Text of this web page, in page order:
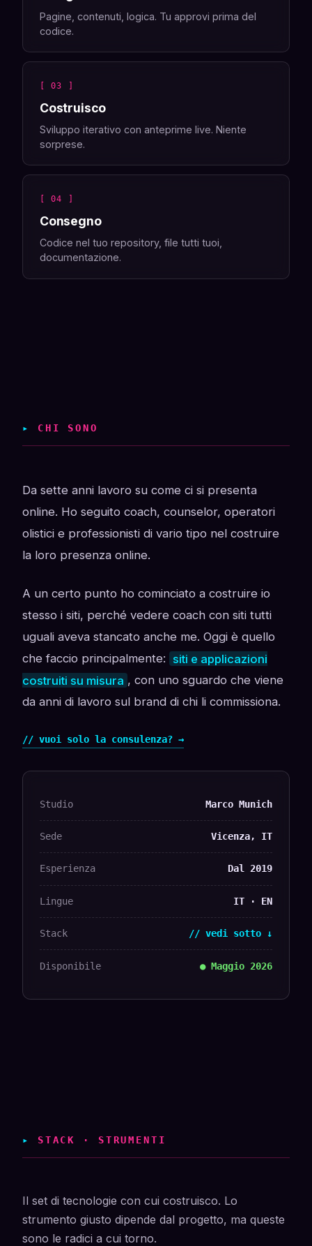
Pagine, contenuti, logica. Tu approvi prima del
codice.
[ 03 ]
Costruisco
Sviluppo iterativo con anteprime live. Niente
sorprese.
[ 04 ]
Consegno
Codice nel tuo repository, file tutti tuoi,
documentazione.
▸ CHI SONO
Da sette anni lavoro su come ci si presenta
online. Ho seguito coach, counselor, operatori
olistici e professionisti di vario tipo nel costruire
la loro presenza online.
A un certo punto ho cominciato a costruire io
stesso i siti, perché vedere coach con siti tutti
uguali aveva stancato anche me. Oggi è quello
che faccio principalmente: siti e applicazioni
costruiti su misura , con uno sguardo che viene
da anni di lavoro sul brand di chi li commissiona.
// vuoi solo la consulenza? →
Studio Marco Munich
Sede Vicenza, IT
Esperienza Dal 2019
Lingue IT · EN
Stack // vedi sotto ↓
Disponibile ● Maggio 2026
▸ STACK · STRUMENTI
Il set di tecnologie con cui costruisco. Lo
strumento giusto dipende dal progetto, ma queste
sono le radici a cui torno.